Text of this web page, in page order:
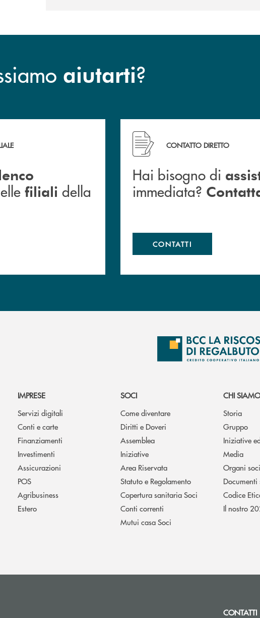
aiutarti?
delle filiali della Bcc
filiali della
Hai bisogno di assistenza
CONTATTO DIRETTO
Hai bisogno di
immediata?
CONTATTI
IMPRESE
Servizi digitali
Conti e carte
Finanziamenti
Investimenti
Assicurazioni
POS
Agribusiness
Estero
SOCI
Come diventare
Diritti e Doveri
Assemblea
Iniziative
Area Riservata
Statuto e Regolamento
Copertura sanitaria Soci
Conti correnti
Mutui casa Soci
CHI SIAMO
Storia
Gruppo
Iniziative
Media
Organi
Documenti
Codice
Il nostro
CONTATTI